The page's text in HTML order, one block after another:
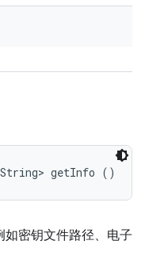
String> getInfo ()
密钥文件路径、电子